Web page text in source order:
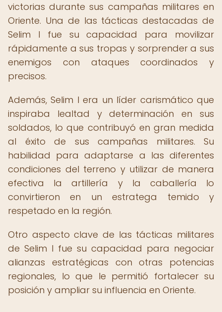
victorias durante sus campañas militares en
Oriente. Una de las tácticas destacadas de
Selim I fue su capacidad para movilizar
rápidamente a sus tropas y sorprender a sus
enemigos con ataques coordinados y
precisos.
Además, Selim I era un líder carismático que
inspiraba lealtad y determinación en sus
soldados, lo que contribuyó en gran medida
al éxito de sus campañas militares. Su
habilidad para adaptarse a las diferentes
condiciones del terreno y utilizar de manera
efectiva la artillería y la caballería lo
convirtieron en un estratega temido y
respetado en la región.
Otro aspecto clave de las tácticas militares
de Selim I fue su capacidad para negociar
alianzas estratégicas con otras potencias
regionales, lo que le permitió fortalecer su
posición y ampliar su influencia en Oriente.